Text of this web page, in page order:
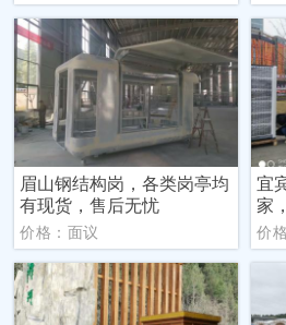
眉山钢结构岗，各类岗亭均
有现货，售后无忧
价格：面议
宜
家
价